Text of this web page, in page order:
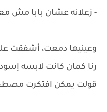
- زعلانه عشان بابا مش
وعينيها دمعت، أشفقت
رنا كمان كانت لابسه إسود
قولت يمكن افتكرت